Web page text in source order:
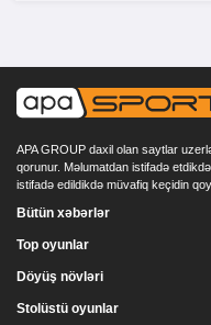
APA GROUP daxil olan saytlar
qorunur. Məlumatdan istifadə
istifadə edildikdə müvafiq keçidin
Bütün xəbərlər
Top oyunlar
Döyüş növləri
Stolüstü oyunlar